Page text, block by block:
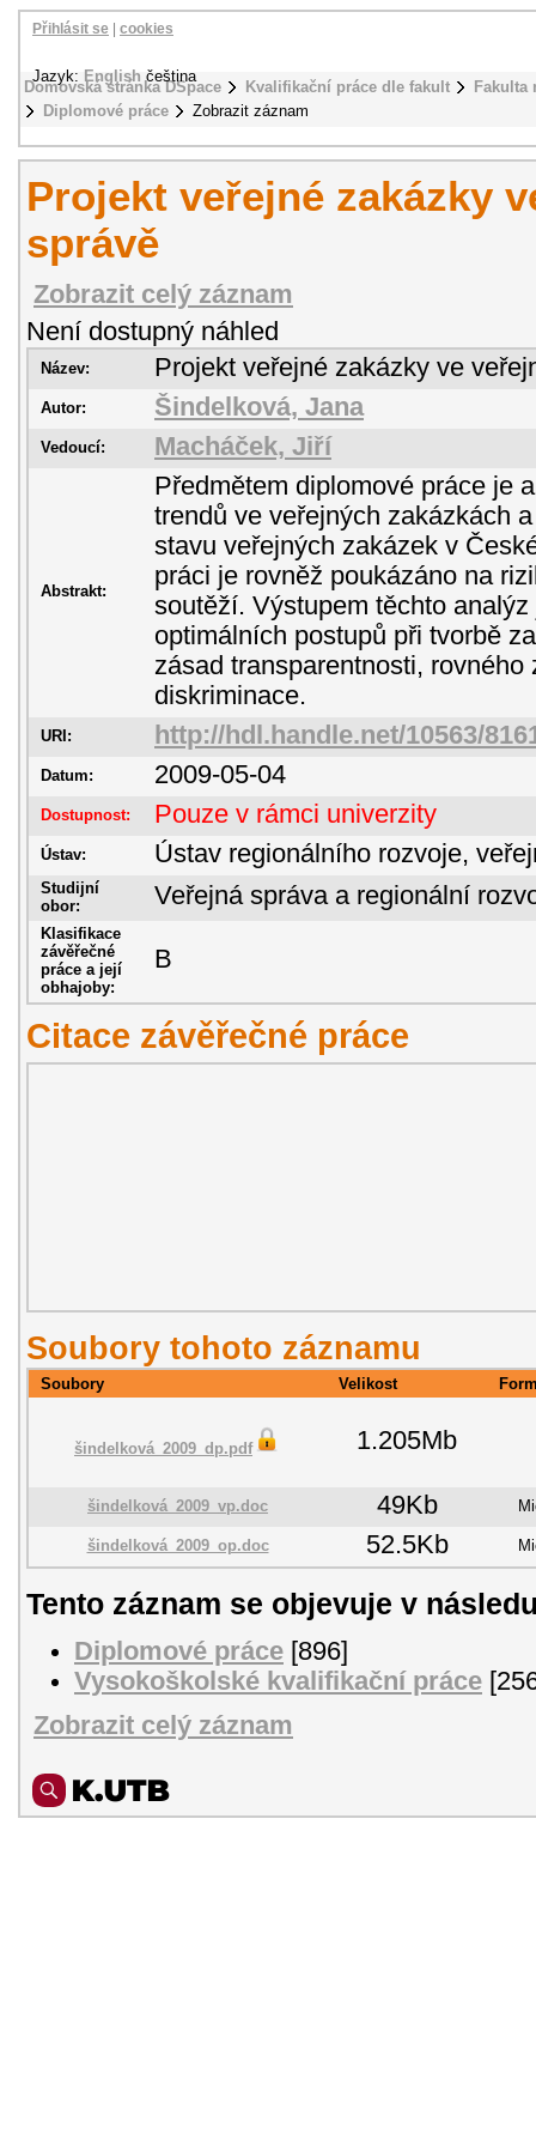
Domovská stránka DSpace Kvalifikační práce dle fakult
Fakulta
Diplomové práce
Zobrazit záznam
Přihlásit se cookies
Jazyk: English čeština
Projekt veřejné zakázky
správě
Zobrazit celý záznam
Není dostupný náhled
Název: Projekt veřejné zakázky ve
Autor: Šindelková, Jana
Vedoucí: Macháček, Jiří
Abstrakt:
Předmětem diplomové práce je
trendů ve veřejných zakázkách
stavu veřejných zakázek v
práci je rovněž poukázáno na
soutěží. Výstupem těchto
optimálních postupů při tvorbě
zásad transparentnosti, rovného
diskriminace.
URI: http://hdl.handle.net/10563/
Datum: 2009-05-04
Dostupnost: Pouze v rámci univerzity
Ústav: Ústav regionálního rozvoje,
Studijní
obor:
Veřejná správa a regionální
Klasifikace
závěřečné
práce a její
obhajoby:
B
Citace závěřečné práce
Soubory tohoto záznamu
Soubory Velikost
šindelková_2009_dp.pdf 1.205Mb
šindelková_2009_vp.doc 49Kb
šindelková_2009_op.doc 52.5Kb
Tento záznam se objevuje v
Diplomové práce [896]
Vysokoškolské kvalifikační práce
Zobrazit celý záznam